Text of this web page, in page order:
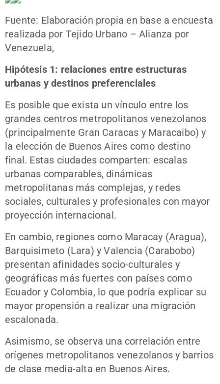
Fuente: Elaboración propia en base a encuesta
realizada por Tejido Urbano – Alianza por
Venezuela,
Hipótesis 1: relaciones entre estructuras
urbanas y destinos preferenciales
Es posible que exista un vínculo entre los
grandes centros metropolitanos venezolanos
(principalmente Gran Caracas y Maracaibo) y
la elección de Buenos Aires como destino
final. Estas ciudades comparten: escalas
urbanas comparables, dinámicas
metropolitanas más complejas, y redes
sociales, culturales y profesionales con mayor
proyección internacional.
En cambio, regiones como Maracay (Aragua),
Barquisimeto (Lara) y Valencia (Carabobo)
presentan afinidades socio-culturales y
geográficas más fuertes con países como
Ecuador y Colombia, lo que podría explicar su
mayor propensión a realizar una migración
escalonada.
Asimismo, se observa una correlación entre
orígenes metropolitanos venezolanos y barrios
de clase media-alta en Buenos Aires.